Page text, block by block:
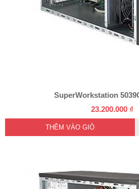
SuperWorkstation
23.200.000 ₫